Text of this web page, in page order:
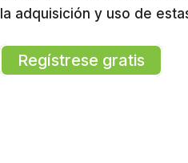
la adquisición y uso de
Regístrese gratis